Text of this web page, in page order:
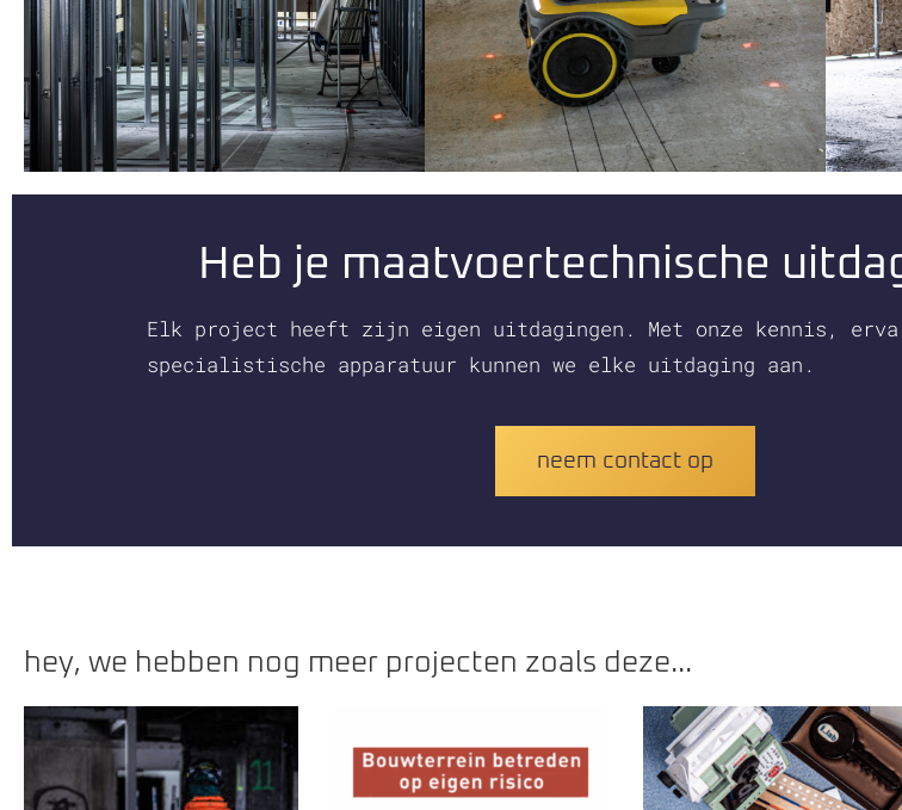
Heb je maatvoertechnische
Elk project heeft zijn eigen uitdagingen. Met onze kennis,
specialistische apparatuur kunnen we elke uitdaging aan.
neem contact op
hey, we hebben nog meer projecten zoals deze...